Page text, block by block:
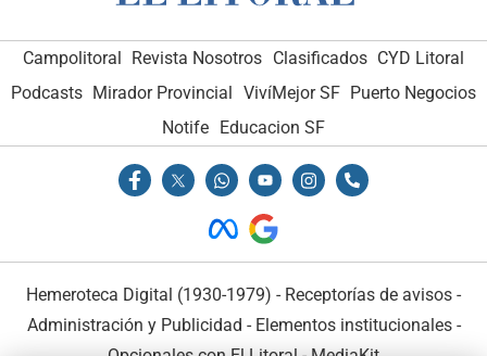
Campolitoral Revista Nosotros Clasificados CYD Litoral
Podcasts Mirador Provincial VivíMejor SF Puerto Negocios
Notife Educacion SF
Hemeroteca Digital (1930-1979) - Receptorías de avisos -
Administración y Publicidad - Elementos institucionales-